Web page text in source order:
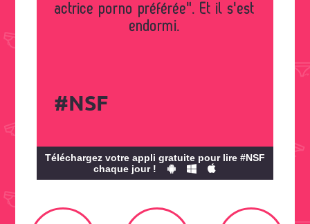
actrice porno préférée". Et il s'est
endormi.
#NSF
Téléchargez votre appli gratuite pour lire #NSF
chaque jour !